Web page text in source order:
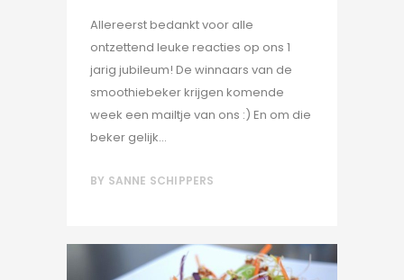
Allereerst bedankt voor alle
ontzettend leuke reacties op ons 1
jarig jubileum! De winnaars van de
smoothiebeker krijgen komende
week een mailtje van ons :) En om die
beker gelijk...
BY SANNE SCHIPPERS